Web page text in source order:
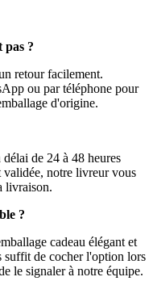
pas ?
retour facilement.
ou par téléphone pour
d'origine.
de 24 à 48 heures
validée, notre livreur vous
livraison.
?
cadeau élégant et
de cocher l'option lors
le signaler à notre équipe.